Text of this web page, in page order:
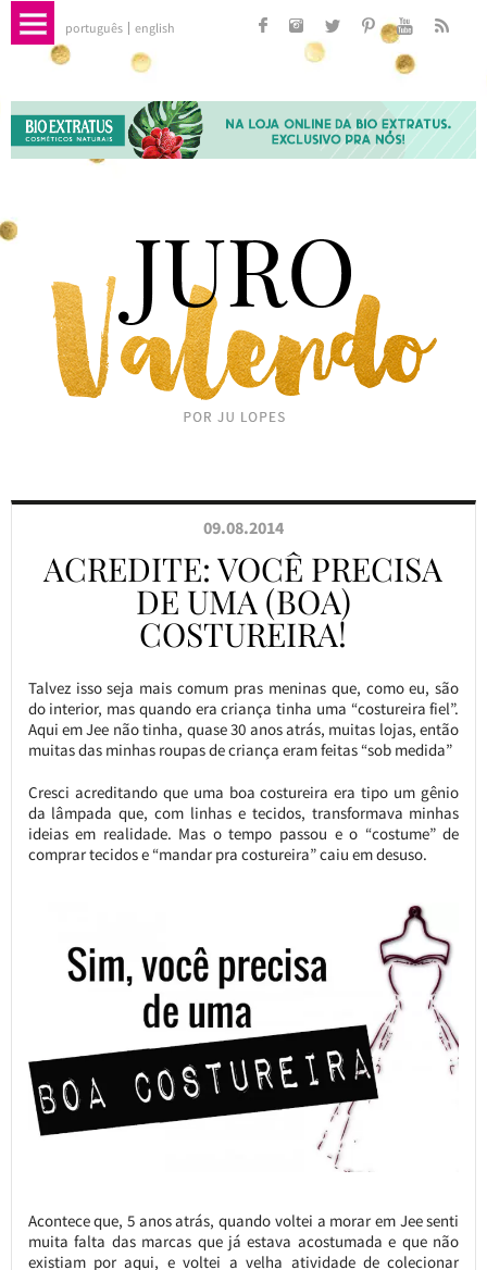
português english
09.08.2014
ACREDITE: VOCÊ PRECISA
DE UMA (BOA)
COSTUREIRA!
Talvez isso seja mais comum pras meninas que, como eu, são
do interior, mas quando era criança tinha uma “costureira fiel”.
Aqui em Jee não tinha, quase 30 anos atrás, muitas lojas, então
muitas das minhas roupas de criança eram feitas “sob medida”
Cresci acreditando que uma boa costureira era tipo um gênio
da lâmpada que, com linhas e tecidos, transformava minhas
ideias em realidade. Mas o tempo passou e o “costume” de
comprar tecidos e “mandar pra costureira” caiu em desuso.
Acontece que, 5 anos atrás, quando voltei a morar em Jee senti
muita falta das marcas que já estava acostumada e que não
existiam por aqui, e voltei a velha atividade de colecionar